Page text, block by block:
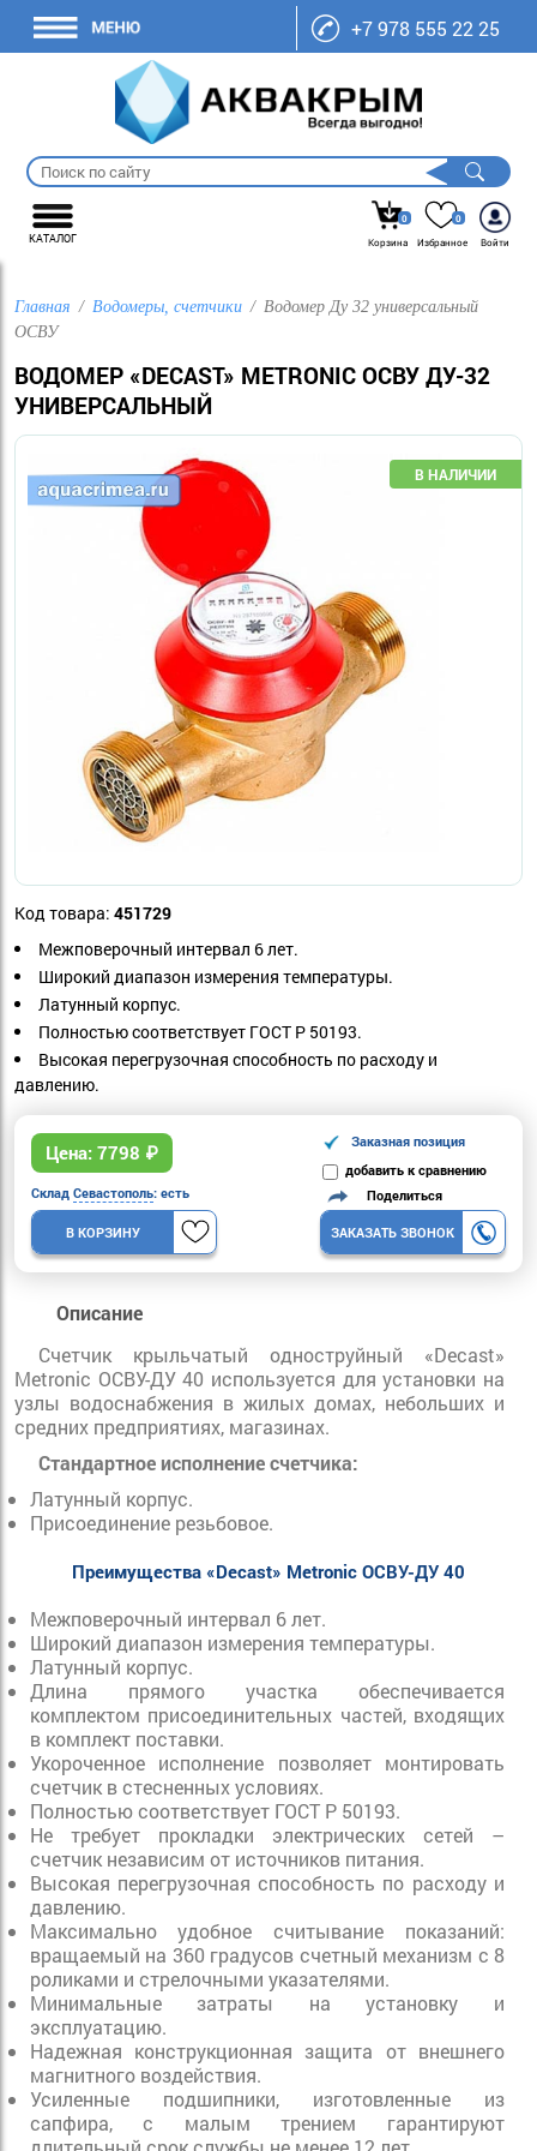
+7 978 555 22 25
КАТАЛОГ
0
Корзина
0
Избранное
Войти
Главная Водомеры, счетчики
Водомер Ду 32 универсальный
ОСВУ
ВОДОМЕР «DECAST» METRONIC ОСВУ ДУ-32
УНИВЕРСАЛЬНЫЙ
Код товара: 451729
Межповерочный интервал 6 лет.
Широкий диапазон измерения температуры.
Латунный корпус.
Полностью соответствует ГОСТ Р 50193.
Высокая перегрузочная способность по расходу и
давлению.
Цена: 7798 ₽
Заказная позиция
добавить к сравнению
Склад Севастополь: есть
В КОРЗИНУ
Поделиться
ЗАКАЗАТЬ ЗВОНОК
Описание
Счетчик крыльчатый одноструйный «Decast»
Metronic ОСВУ-ДУ 40 используется для установки на
узлы водоснабжения в жилых домах, небольших и
средних предприятиях, магазинах.
Стандартное исполнение счетчика:
Латунный корпус.
Присоединение резьбовое.
Преимущества «Decast» Metronic ОСВУ-ДУ 40
Межповерочный интервал 6 лет.
Широкий диапазон измерения температуры.
Латунный корпус.
Длина прямого участка обеспечивается
комплектом присоединительных частей, входящих
в комплект поставки.
Укороченное исполнение позволяет монтировать
счетчик в стесненных условиях.
Полностью соответствует ГОСТ Р 50193.
Не требует прокладки электрических сетей –
счетчик независим от источников питания.
Высокая перегрузочная способность по расходу и
давлению.
Максимально удобное считывание показаний:
вращаемый на 360 градусов счетный механизм с 8
роликами и стрелочными указателями.
Минимальные затраты на установку и
эксплуатацию.
Надежная конструкционная защита от внешнего
магнитного воздействия.
Усиленные подшипники, изготовленные из
сапфира, с малым трением гарантируют